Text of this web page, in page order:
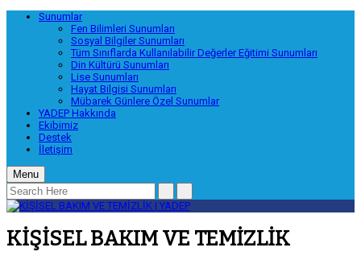
Sunumlar
Fen Bilimleri Sunumları
Sosyal Bilgiler Sunumları
Tüm Sınıflarda Kullanılabilir Değerler Eğitimi Sunumları
Din Kültürü Sunumları
Lise Sunumları
Hayat Bilgisi Sunumları
Mübarek Günlere Özel Sunumlar
YADEP Hakkında
Ekibimiz
Destek
İletişim
Menu
KİŞİSEL BAKIM VE TEMİZLİK